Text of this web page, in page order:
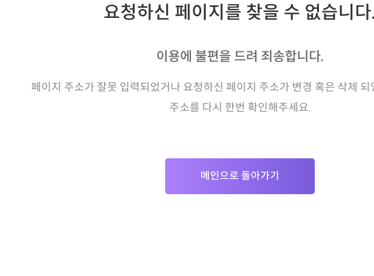
요청하신 페이지를 찾을 수 없습니다.
이용에 불편을 드려 죄송합니다.
페이지 주소가 잘못 입력되었거나 요청하신 페이지 주소가 변경 혹은 삭제 되
주소를 다시 한번 확인해주세요.
메인으로 돌아가기